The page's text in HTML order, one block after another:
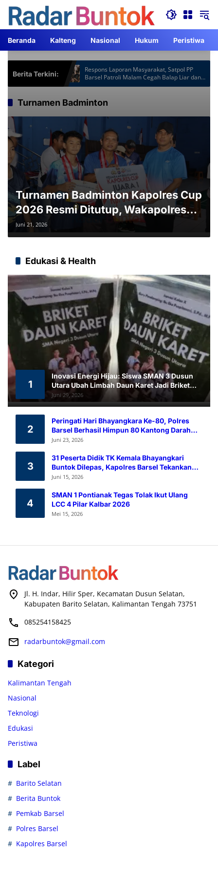
Langsung
konten
Beranda Kalteng Nasional Hukum Peristiwa
Berita Terkini:
Gardu
Lebih
Respons Laporan Masyarakat, Satpol PP
Barsel Patroli Malam Cegah Balap Liar dan
Knalpot Brong
Turnamen Badminton
Turnamen Badminton Kapolres Cup
2026 Resmi Ditutup, Wakapolres
Barsel Dorong Lahirnya Atlet
Berprestasi
Juni 21, 2026
Edukasi & Health
1
Inovasi Energi Hijau: Siswa SMAN 3 Dusun
Utara Ubah Limbah Daun Karet Jadi Briket
Ramah Lingkungan
Juni 29, 2026
2
Peringati Hari Bhayangkara Ke-80, Polres
Barsel Berhasil Himpun 80 Kantong Darah
Melalui Aksi Donor Darah
Juni 23, 2026
3
31 Peserta Didik TK Kemala Bhayangkari
Buntok Dilepas, Kapolres Barsel Tekankan
Pendidikan Karakter
Juni 15, 2026
4
SMAN 1 Pontianak Tegas Tolak Ikut Ulang
LCC 4 Pilar Kalbar 2026
Mei 15, 2026
Jl. H. Indar, Hilir Sper, Kecamatan Dusun Selatan,
Kabupaten Barito Selatan, Kalimantan Tengah 73751
085254158425
radarbuntok@gmail.com
Kategori
Kalimantan Tengah
Nasional
Teknologi
Edukasi
Peristiwa
Label
Barito Selatan
Berita Buntok
Pemkab Barsel
Polres Barsel
Kapolres Barsel